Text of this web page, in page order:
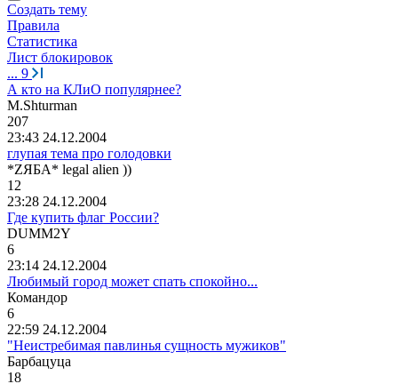
Создать тему
Правила
Статистика
Лист блокировок
... 9
А кто на КЛиО популярнее?
M.Shturman
207
23:43 24.12.2004
глупая тема про голодовки
*ZЯБА* legal alien ))
12
23:28 24.12.2004
Где купить флаг России?
DUMM2Y
6
23:14 24.12.2004
Любимый город может спать спокойно...
Командор
6
22:59 24.12.2004
"Неистребимая павлинья сущность мужиков"
Барбацуца
18